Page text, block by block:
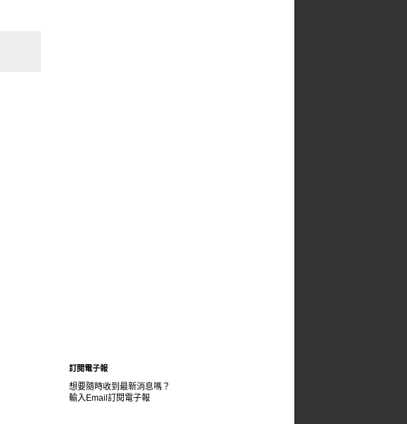
訂閱電子報
想要隨時收到最新消息嗎？
輸入Email訂閱電子報